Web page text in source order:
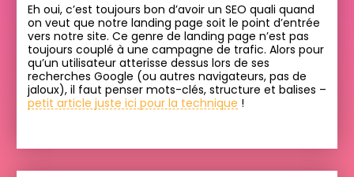
Eh oui, c’est toujours bon d’avoir un SEO quali quand
on veut que notre landing page soit le point d’entrée
vers notre site. Ce genre de landing page n’est pas
toujours couplé à une campagne de trafic. Alors pour
qu’un utilisateur atterisse dessus lors de ses
recherches Google (ou autres navigateurs, pas de
jaloux), il faut penser mots-clés, structure et balises –
petit article juste ici pour la technique !